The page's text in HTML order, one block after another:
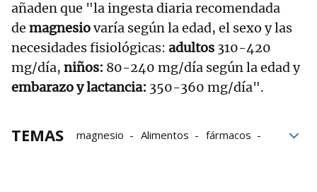
añaden que "la ingesta diaria recomendada
de magnesiovaría según la edad, el sexo y las
necesidades fisiológicas: adultos 310-420
mg/día, niños: 80-240 mg/día según la edad y
embarazo y lactancia: 350-360 mg/día".
TEMAS magnesio Alimentos
fármacos